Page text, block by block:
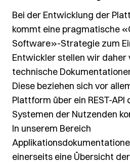
Bei der Entwicklung der
kommt eine pragmatische
Software»-Strategie zum
Entwickler stellen wir daher
technische
Diese beziehen sich vor
Plattform über ein REST-
Systemen der Nutzenden
In unserem Bereich
einerseits eine Übersicht